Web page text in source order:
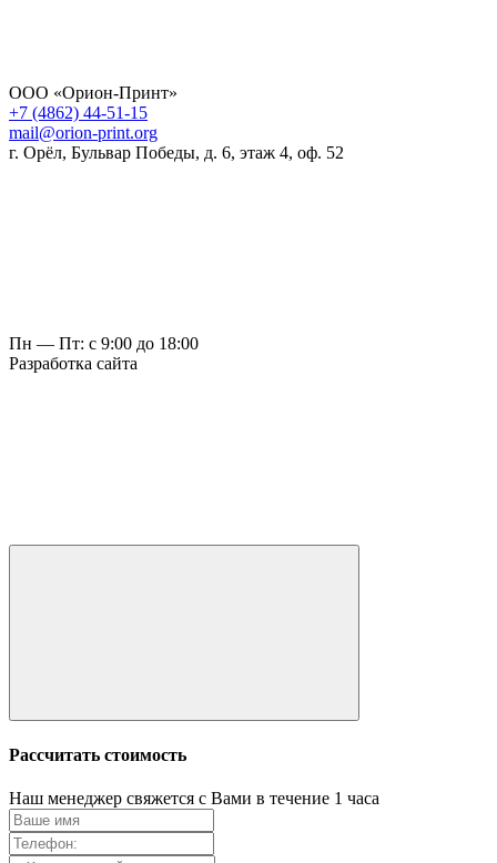
ООО «Орион-Принт»
+7 (4862) 44-51-15
mail@orion-print.org
г. Орёл, Бульвар Победы, д. 6, этаж 4, оф. 52
Пн — Пт: с 9:00 до 18:00
Разработка сайта
Рассчитать стоимость
Наш менеджер свяжется с Вами в течение 1 часа